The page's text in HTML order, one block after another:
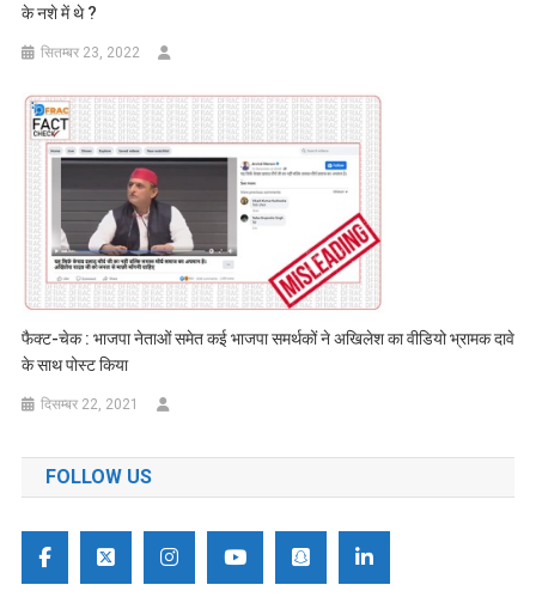
के नशे में थे ?
सितम्बर 23, 2022
फैक्ट-चेक : भाजपा नेताओं समेत कई भाजपा समर्थकों ने अखिलेश का वीडियो भ्रामक दावे
के साथ पोस्ट किया
दिसम्बर 22, 2021
FOLLOW US